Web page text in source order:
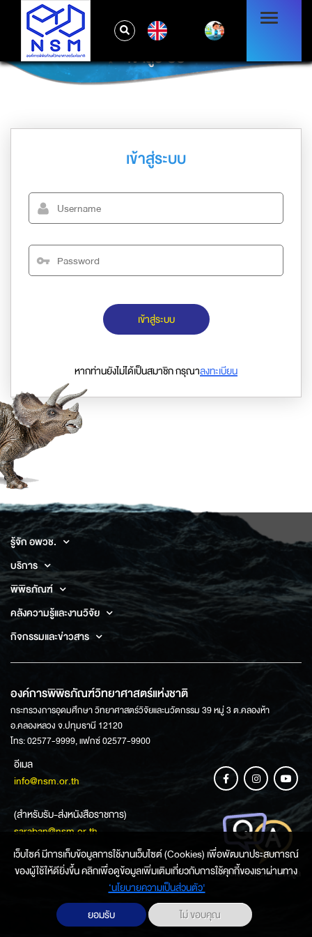
เข้าสู่ระบบ
เข้าสู่ระบบ
เข้าสู่ระบบ
หากท่านยังไม่ได้เป็นสมาชิก กรุณาลงทะเบียน
รู้จัก อพวช.
บริการ
พิพิธภัณฑ์
คลังความรู้และงานวิจัย
กิจกรรมและข่าวสาร
องค์การพิพิธภัณฑ์วิทยาศาสตร์แห่งชาติ
กระทรวงการอุดมศึกษา วิทยาศาสตร์วิจัยและนวัตกรรม 39 หมู่ 3 ต.คลองห้า
อ.คลองหลวง จ.ปทุมธานี 12120
โทร: 02577-9999, แฟกซ์ 02577-9900
อีเมล
info@nsm.or.th
(สำหรับรับ-ส่งหนังสือราชการ)
saraban@nsm.or.th
ช่องทางการสอบถามข้อมูล
เว็บไซค์ มีการเก็บข้อมูลการใช้งานเว็บไซต์ (Cookies) เพื่อพัฒนาประสบการณ์
ของผู้ใช้ให้ดียิ่งขึ้น คลิกเพื่อดูข้อมูลเพิ่มเติมเกี่ยวกับการใช้คุกกี้ของเราผ่านทาง
‘นโยบายความเป็นส่วนตัว'
ยอมรับ
ไม่ ขอบคุณ